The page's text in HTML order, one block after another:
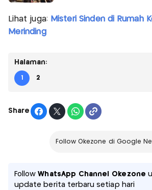
Lihat juga: Misteri Sinden di Rumah
Merinding
Halaman:
1 2
Share
Follow Okezone di Google
FollowWhatsApp Channel Okezone
update berita terbaru setiap hari